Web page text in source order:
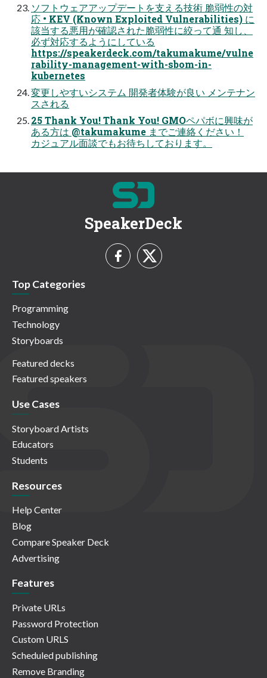
ソフトウェアアップデートを支える技術 脆弱性の対
応 • KEV (Known Exploited Vulnerabilities) に
該当する悪用が確認された脆弱性に絞って通 知し、
必ず対応するようにしている
https://speakerdeck.com/takumakume/vulne
rability-management-with-sbom-in-
kubernetes
変更しやすいシステム 開発者体験が良い メンテナン
スされる
25 Thank You! Thank You! GMOペパボに興味が
ある方は @takumakume までご連絡ください！
カジュアル面談でもお待ちしております。
SpeakerDeck
Top Categories
Programming
Technology
Storyboards
Featured decks
Featured speakers
Use Cases
Storyboard Artists
Educators
Students
Resources
Help Center
Blog
Compare Speaker Deck
Advertising
Features
Private URLs
Password Protection
Custom URLS
Scheduled publishing
Remove Branding